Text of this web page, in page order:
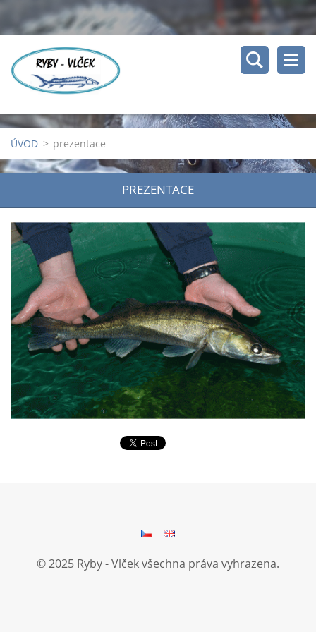
ÚVOD > prezentace
PREZENTACE
© 2025 Ryby - Vlček všechna práva vyhrazena.